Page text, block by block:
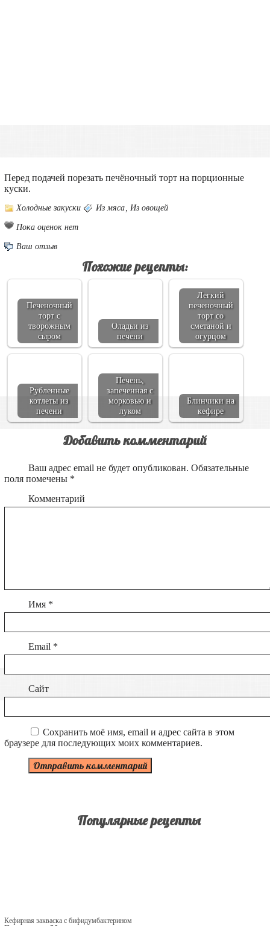
Перед подачей порезать печёночный торт на порционные
куски.
Холодные закуски Из мяса Из овощей
Пока оценок нет
Ваш отзыв
Похожие рецепты:
Печеночный
торт с
творожным
сыром
Оладьи из
печени
Легкий
печеночный
торт со
сметаной и
огурцом
Рубленные
котлеты из
печени
Печень,
запеченная с
морковью и
луком
Блинчики на
кефире
Добавить комментарий
Ваш адрес email не будет опубликован. Обязательные
поля помечены *
Комментарий
Имя *
Email *
Сайт
Сохранить моё имя, email и адрес сайта в этом
браузере для последующих моих комментариев.
Популярные рецепты
Кефирная закваска с бифидумбактерином